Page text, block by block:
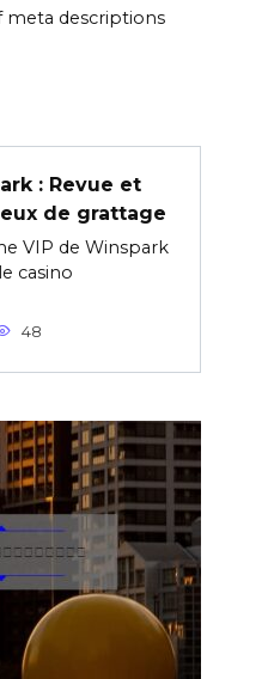
meta descriptions
: Revue et
de grattage
VIP de Winspark
casino
48